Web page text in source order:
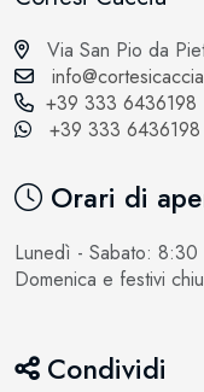
Via San Pio da
+39 333 6436198
+39 333 6436198
Orari di
Lunedì - Sabato:
Domenica e festivi
Condividi